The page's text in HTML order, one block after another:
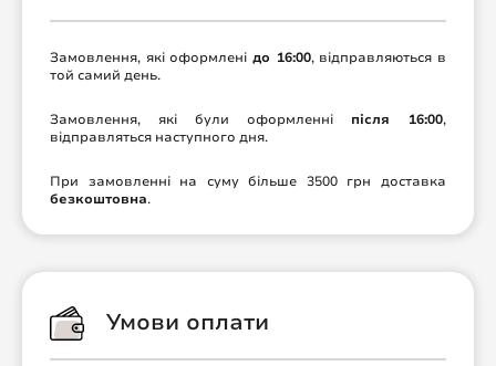
Замовлення, які оформлені до 16:00, відправляються в
той самий день.
Замовлення, які були оформленні після 16:00,
відправляться наступного дня.
При замовленні на суму більше 3500 грн доставка
безкоштовна.
Умови оплати